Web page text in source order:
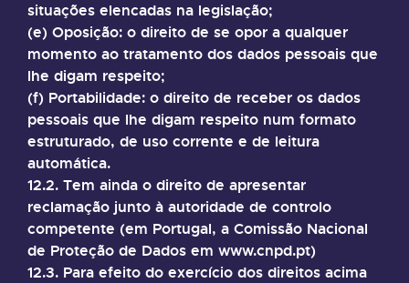
situações elencadas na legislação;
(e) Oposição: o direito de se opor a qualquer
momento ao tratamento dos dados pessoais que
lhe digam respeito;
(f) Portabilidade: o direito de receber os dados
pessoais que lhe digam respeito num formato
estruturado, de uso corrente e de leitura
automática.
12.2. Tem ainda o direito de apresentar
reclamação junto à autoridade de controlo
competente (em Portugal, a Comissão Nacional
de Proteção de Dados em www.cnpd.pt)
12.3. Para efeito do exercício dos direitos acima